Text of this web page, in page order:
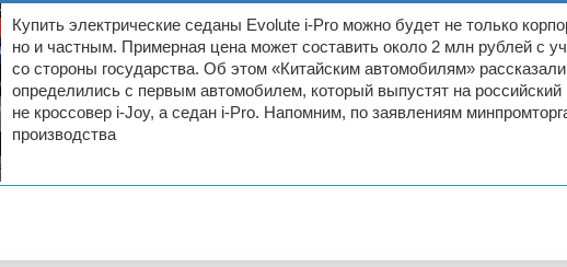
Купить электрические седаны Evolute i-Pro можно будет не только
но и частным. Примерная цена может составить около 2 млн рублей с
со стороны государства. Об этом «Китайским автомобилям»
определились с первым автомобилем, который выпустят на
не кроссовер i-Joy, а седан i-Pro. Напомним, по заявлениям
производства